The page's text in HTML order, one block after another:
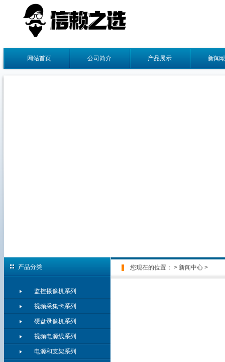
网站首页 公司简介 产品展示 新闻
您现在的位置： > 新闻中心 >
产品分类
监控摄像机系列
视频采集卡系列
硬盘录像机系列
视频电源线系列
电源和支架系列